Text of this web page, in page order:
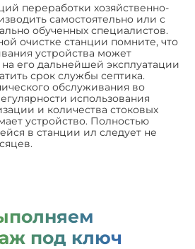
переработки хозяйственно-
самостоятельно или с
обученных специалистов.
очистке станции помните, что
устройства может
на его дальнейшей эксплуатации
срок службы септика.
обслуживания во
использования
и количества стоковых
устройство. Полностью
в станции ил следует не
под ключ